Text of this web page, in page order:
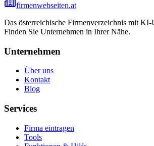
firmenwebseiten.at
Das österreichische Firmenverzeichnis mit KI-
Finden Sie Unternehmen in Ihrer Nähe.
Unternehmen
Über uns
Kontakt
Blog
Services
Firma eintragen
Tools